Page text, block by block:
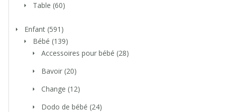
Table (60)
Enfant (591)
Bébé (139)
Accessoires pour bébé (28)
Bavoir (20)
Change (12)
Dodo de bébé (24)